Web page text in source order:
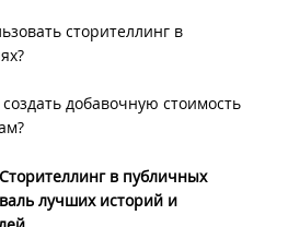
сторителлинг в
добавочную стоимость
Сторителлингв публичных
лучших историй и